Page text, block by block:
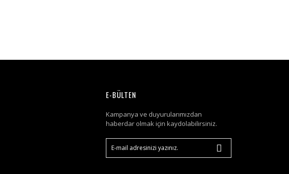
E-BÜLTEN
Kampanya ve duyurularımızdan
haberdar olmak için kaydolabilirsiniz.